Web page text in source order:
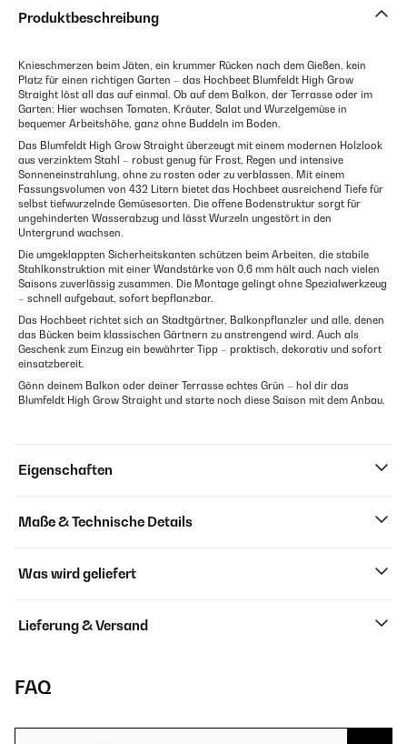
Produktbeschreibung
Knieschmerzen beim Jäten, ein krummer Rücken nach dem Gießen, kein
Platz für einen richtigen Garten – das Hochbeet Blumfeldt High Grow
Straight löst all das auf einmal. Ob auf dem Balkon, der Terrasse oder im
Garten: Hier wachsen Tomaten, Kräuter, Salat und Wurzelgemüse in
bequemer Arbeitshöhe, ganz ohne Buddeln im Boden.
Das Blumfeldt High Grow Straight überzeugt mit einem modernen Holzlook
aus verzinktem Stahl – robust genug für Frost, Regen und intensive
Sonneneinstrahlung, ohne zu rosten oder zu verblassen. Mit einem
Fassungsvolumen von 432 Litern bietet das Hochbeet ausreichend Tiefe für
selbst tiefwurzelnde Gemüsesorten. Die offene Bodenstruktur sorgt für
ungehinderten Wasserabzug und lässt Wurzeln ungestört in den
Untergrund wachsen.
Die umgeklappten Sicherheitskanten schützen beim Arbeiten, die stabile
Stahlkonstruktion mit einer Wandstärke von 0,6 mm hält auch nach vielen
Saisons zuverlässig zusammen. Die Montage gelingt ohne Spezialwerkzeug
– schnell aufgebaut, sofort bepflanzbar.
Das Hochbeet richtet sich an Stadtgärtner, Balkonpflanzler und alle, denen
das Bücken beim klassischen Gärtnern zu anstrengend wird. Auch als
Geschenk zum Einzug ein bewährter Tipp – praktisch, dekorativ und sofort
einsatzbereit.
Gönn deinem Balkon oder deiner Terrasse echtes Grün – hol dir das
Blumfeldt High Grow Straight und starte noch diese Saison mit dem Anbau.
Eigenschaften
Maße & Technische Details
Was wird geliefert
Lieferung & Versand
FAQ